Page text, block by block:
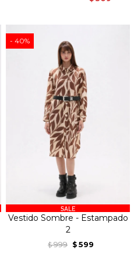
40
Vestido Sombre - Estampado
2
$ 999 $ 599